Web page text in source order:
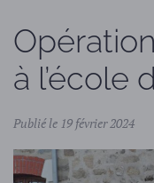
à l’école
Publié le 19 février 2024